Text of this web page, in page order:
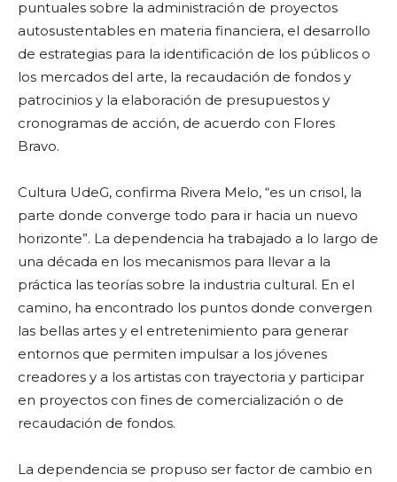
puntuales sobre la administración de proyectos
autosustentables en materia financiera, el desarrollo
de estrategias para la identificación de los públicos o
los mercados del arte, la recaudación de fondos y
patrocinios y la elaboración de presupuestos y
cronogramas de acción, de acuerdo con Flores
Bravo.
Cultura UdeG, confirma Rivera Melo, “es un crisol, la
parte donde converge todo para ir hacia un nuevo
horizonte”. La dependencia ha trabajado a lo largo de
una década en los mecanismos para llevar a la
práctica las teorías sobre la industria cultural. En el
camino, ha encontrado los puntos donde convergen
las bellas artes y el entretenimiento para generar
entornos que permiten impulsar a los jóvenes
creadores y a los artistas con trayectoria y participar
en proyectos con fines de comercialización o de
recaudación de fondos.
La dependencia se propuso ser factor de cambio en